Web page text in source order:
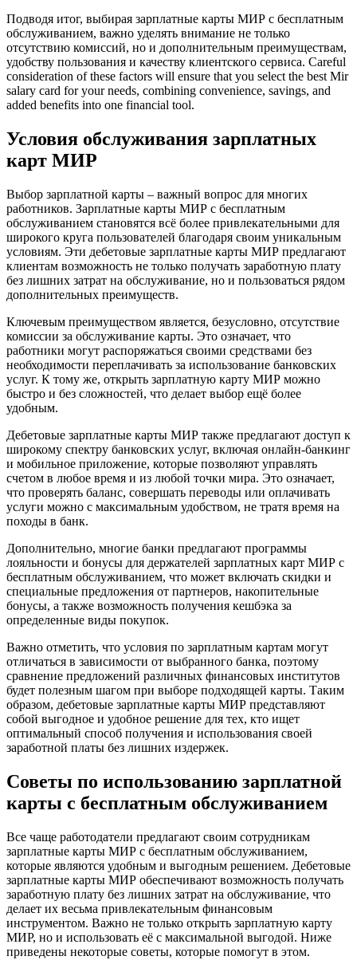
Подводя итог, выбирая зарплатные карты МИР с бесплатным
обслуживанием, важно уделять внимание не только
отсутствию комиссий, но и дополнительным преимуществам,
удобству пользования и качеству клиентского сервиса. Careful
consideration of these factors will ensure that you select the best Mir
salary card for your needs, combining convenience, savings, and
added benefits into one financial tool.
Условия обслуживания зарплатных
карт МИР
Выбор зарплатной карты – важный вопрос для многих
работников. Зарплатные карты МИР с бесплатным
обслуживанием становятся всё более привлекательными для
широкого круга пользователей благодаря своим уникальным
условиям. Эти дебетовые зарплатные карты МИР предлагают
клиентам возможность не только получать заработную плату
без лишних затрат на обслуживание, но и пользоваться рядом
дополнительных преимуществ.
Ключевым преимуществом является, безусловно, отсутствие
комиссии за обслуживание карты. Это означает, что
работники могут распоряжаться своими средствами без
необходимости переплачивать за использование банковских
услуг. К тому же, открыть зарплатную карту МИР можно
быстро и без сложностей, что делает выбор ещё более
удобным.
Дебетовые зарплатные карты МИР также предлагают доступ к
широкому спектру банковских услуг, включая онлайн-банкинг
и мобильное приложение, которые позволяют управлять
счетом в любое время и из любой точки мира. Это означает,
что проверять баланс, совершать переводы или оплачивать
услуги можно с максимальным удобством, не тратя время на
походы в банк.
Дополнительно, многие банки предлагают программы
лояльности и бонусы для держателей зарплатных карт МИР с
бесплатным обслуживанием, что может включать скидки и
специальные предложения от партнеров, накопительные
бонусы, а также возможность получения кешбэка за
определенные виды покупок.
Важно отметить, что условия по зарплатным картам могут
отличаться в зависимости от выбранного банка, поэтому
сравнение предложений различных финансовых институтов
будет полезным шагом при выборе подходящей карты. Таким
образом, дебетовые зарплатные карты МИР представляют
собой выгодное и удобное решение для тех, кто ищет
оптимальный способ получения и использования своей
заработной платы без лишних издержек.
Советы по использованию зарплатной
карты с бесплатным обслуживанием
Все чаще работодатели предлагают своим сотрудникам
зарплатные карты МИР с бесплатным обслуживанием,
которые являются удобным и выгодным решением. Дебетовые
зарплатные карты МИР обеспечивают возможность получать
заработную плату без лишних затрат на обслуживание, что
делает их весьма привлекательным финансовым
инструментом. Важно не только открыть зарплатную карту
МИР, но и использовать её с максимальной выгодой. Ниже
приведены некоторые советы, которые помогут в этом.